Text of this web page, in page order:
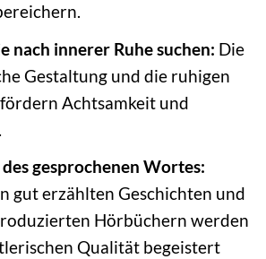
nach innerer Ruhe suchen: Die
Gestaltung und die ruhigen
Achtsamkeit und
gesprochenen Wortes:
gut erzählten Geschichten und
Hörbüchern werden
Qualität begeistert